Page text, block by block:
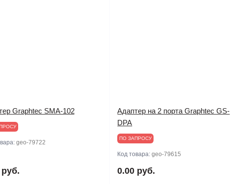
Graphtec SMA-102
geo-79722
Адаптер на 2 порта Graphtec GS-
DPA
ПО ЗАПРОСУ
Код товара:geo-79615
0.00 руб.